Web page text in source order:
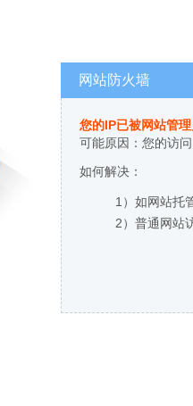
网站防火墙
您的IP已被网站管
可能原因：您的访
如何解决：
1）如网站托
2）普通网站